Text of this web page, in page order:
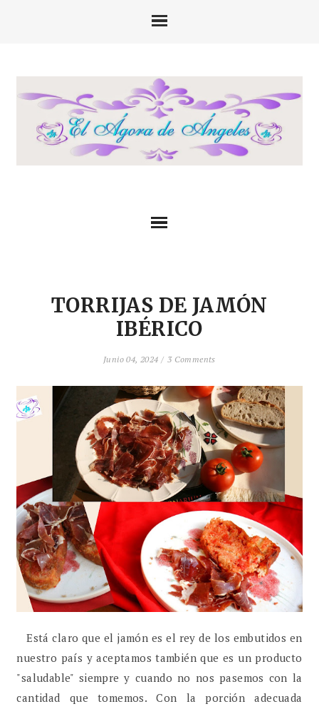
TORRIJAS DE JAMÓN
IBÉRICO
Junio 04, 2024 / 3 Comments
Está claro que el jamón es el rey de los embutidos en
nuestro país y aceptamos también que es un producto
"saludable" siempre y cuando no nos pasemos con la
cantidad que tomemos. Con la porción adecuada